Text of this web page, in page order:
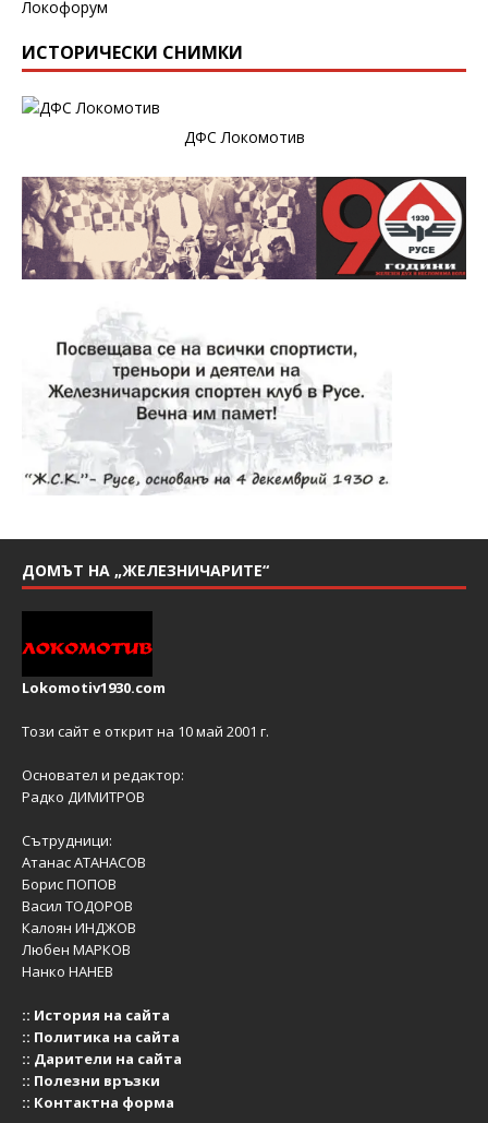
Локофорум
ИСТОРИЧЕСКИ СНИМКИ
ДФС Локомотив
ДОМЪТ НА „ЖЕЛЕЗНИЧАРИТЕ“
Lokomotiv1930.com
Този сайт е открит на 10 май 2001 г.
Основател и редактор:
Радко ДИМИТРОВ
Сътрудници:
Атанас АТАНАСОВ
Борис ПОПОВ
Васил ТОДОРОВ
Калоян ИНДЖОВ
Любен МАРКОВ
Нанко НАНЕВ
:: История на сайта
:: Политика на сайта
:: Дарители на сайта
:: Полезни връзки
:: Контактна форма